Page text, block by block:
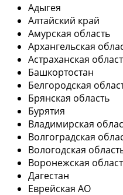
Адыгея
Алтайский край
Амурская область
Архангельская
Астраханская
Башкортостан
Белгородская
Брянская область
Бурятия
Владимирская
Волгоградская
Вологодская
Воронежская
Дагестан
Еврейская АО